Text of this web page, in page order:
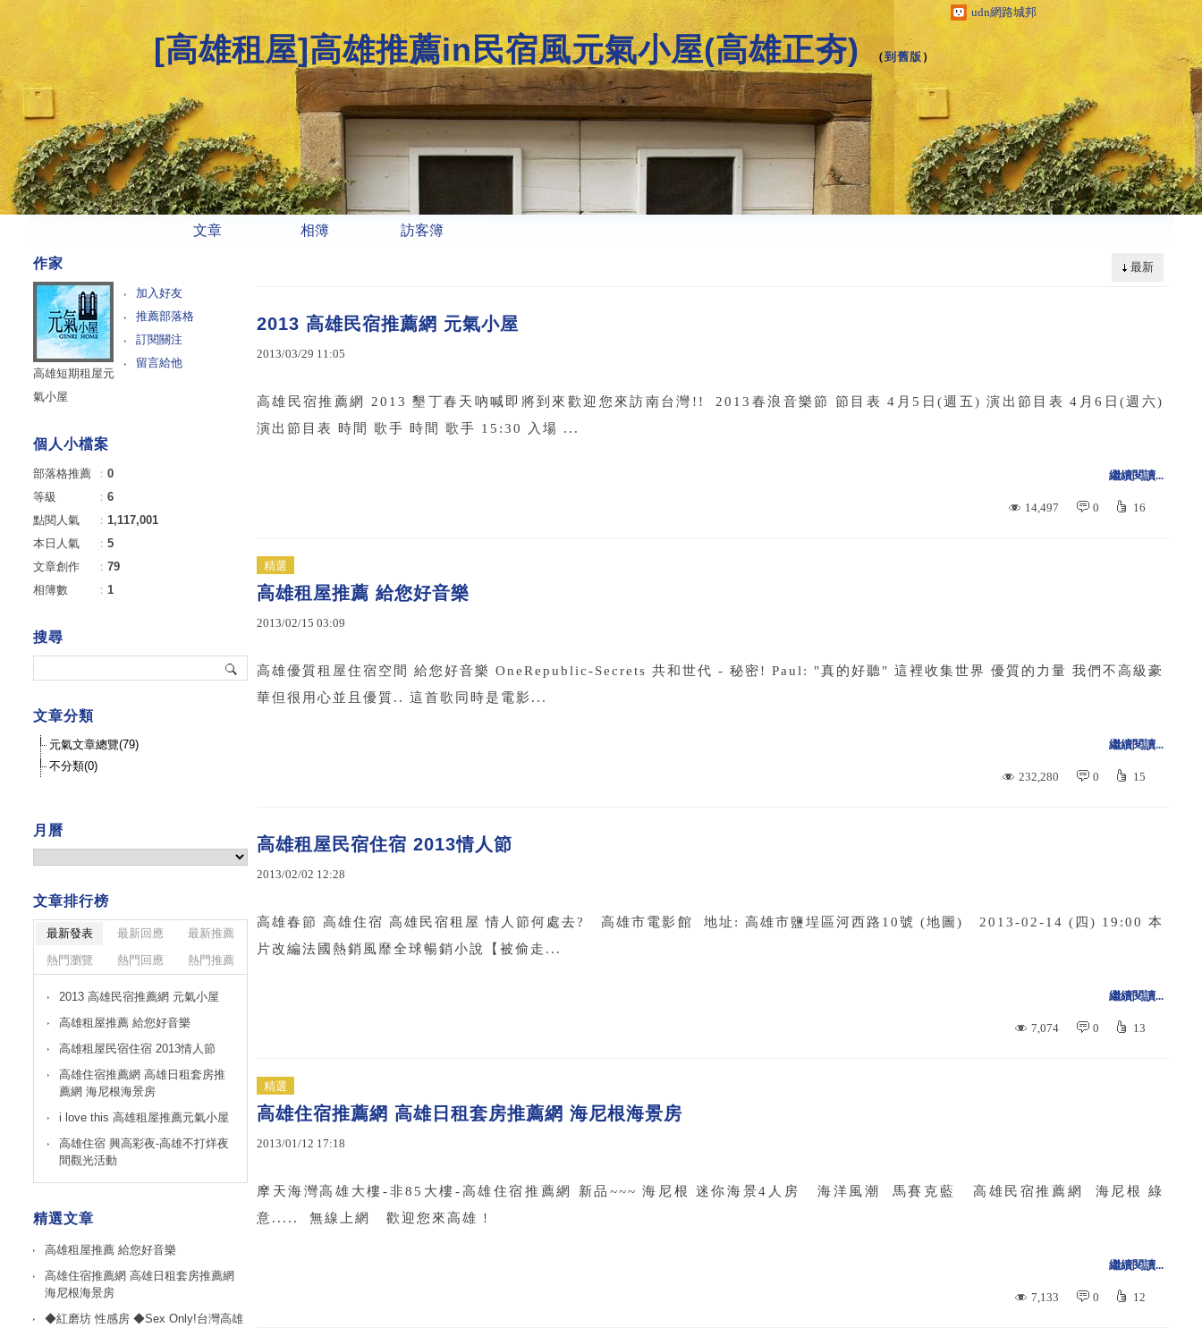
udn網路城邦
[高雄租屋]高雄推薦in民宿風元氣小屋(高雄正夯) （到舊版 ）
文章 相簿 訪客簿
最新
2013 高雄民宿推薦網 元氣小屋
2013/03/29 11:05
高雄民宿推薦網 2013 墾丁春天吶喊即將到來歡迎您來訪南台灣!! 2013春浪音樂節 節目表 4月5日(週五) 演出節目表 4月6日(週六)
演出節目表 時間 歌手 時間 歌手 15:30 入場 ...
繼續閱讀...
14,497 0 16
精選
高雄租屋推薦 給您好音樂
2013/02/15 03:09
高雄優質租屋住宿空間 給您好音樂 OneRepublic-Secrets 共和世代 - 秘密! Paul: "真的好聽" 這裡收集世界 優質的力量 我們不高級豪
華但很用心並且優質.. 這首歌同時是電影...
繼續閱讀...
232,280 0 15
高雄租屋民宿住宿 2013情人節
2013/02/02 12:28
高雄春節 高雄住宿 高雄民宿租屋 情人節何處去? 高雄市電影館 地址: 高雄市鹽埕區河西路10號 (地圖) 2013-02-14 (四) 19:00 本
片改編法國熱銷風靡全球暢銷小說【被偷走...
繼續閱讀...
7,074 0 13
精選
高雄住宿推薦網 高雄日租套房推薦網 海尼根海景房
2013/01/12 17:18
摩天海灣高雄大樓-非85大樓-高雄住宿推薦網 新品~~~ 海尼根 迷你海景4人房 海洋風潮 馬賽克藍 高雄民宿推薦網 海尼根 綠
意..... 無線上網 歡迎您來高雄 !
繼續閱讀...
7,133 0 12
作家
加入好友
推薦部落格
訂閱關注
留言給他
高雄短期租屋元
氣小屋
個人小檔案
部落格推薦 ： 0
等級
： 6
點閱人氣
： 1,117,001
本日人氣
： 5
文章創作
： 79
相簿數
： 1
搜尋
文章分類
元氣文章總覽(79)
不分類(0)
月曆
文章排行榜
最新發表 最新回應
最新推薦
熱門瀏覽
熱門回應 熱門推薦
2013 高雄民宿推薦網 元氣小屋
高雄租屋推薦 給您好音樂
高雄租屋民宿住宿 2013情人節
高雄住宿推薦網 高雄日租套房推
薦網 海尼根海景房
i love this 高雄租屋推薦元氣小屋
高雄住宿 興高彩夜-高雄不打烊夜
間觀光活動
精選文章
高雄租屋推薦 給您好音樂
高雄住宿推薦網 高雄日租套房推薦網
海尼根海景房
◆紅磨坊 性感房 ◆Sex Only!台灣高雄